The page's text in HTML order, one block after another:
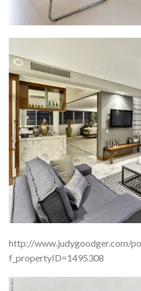
http://www.judygoodger.com/
f_propertyID=1495308